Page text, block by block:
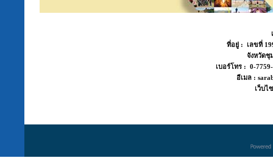
ที่อยู่ : เลขที่
จังหวัด
เบอร์โทร : 0-
อีเมล :
เว็บไ